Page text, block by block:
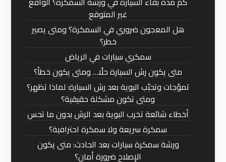
غير المتوقع
هل المعجون ضروري في السمكرة؟ ومتى يصير
خطر؟
سمكري سيارات في الرياض
متى يكون رش السيارة حلًا… ومتى يكون خطأ؟
تموّجات وتحبّب البوية بعد رش السيارة: لماذا تظهر؟
ومتى تكون مشكلة حقيقية؟
أخطاء شائعة تخرب البوية بعد الرش بدون ما تحس
سمكرة سريعة ولا سمكرة احترافية؟
ورشة سمكرة سيارات بعد الحادث: متى يكون
الإصلاح ضرورة أمان؟